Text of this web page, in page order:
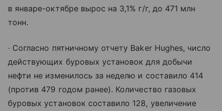
в январе-октябре вырос на 3,1% г/г, до 471 млн
тонн.
∙ Согласно пятничному отчету Baker Hughes, число
действующих буровых установок для добычи
нефти не изменилось за неделю и составило 414
(против 479 годом ранее). Количество газовых
буровых установок составило 128, увеличение